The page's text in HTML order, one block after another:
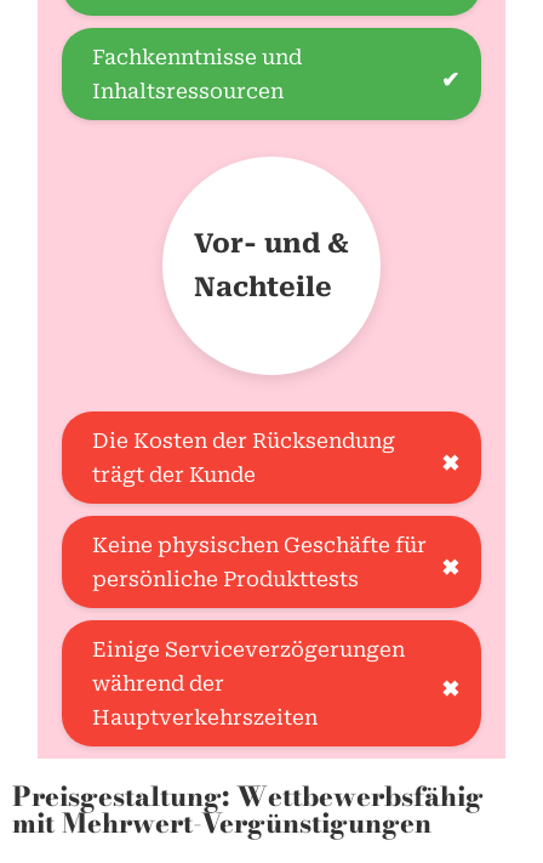
Fachkenntnisse und
Inhaltsressourcen
✔
Vor- und &
Nachteile
Die Kosten der Rücksendung
trägt der Kunde
✖
Keine physischen Geschäfte für
persönliche Produkttests
✖
Einige Serviceverzögerungen
während der
Hauptverkehrszeiten
✖
Preisgestaltung: Wettbewerbsfähig
mit Mehrwert-Vergünstigungen